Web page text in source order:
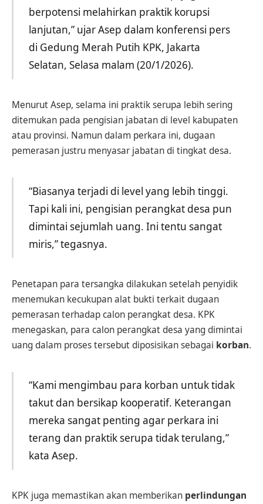
berpotensi melahirkan praktik korupsi
lanjutan,” ujar Asep dalam konferensi pers
di Gedung Merah Putih KPK, Jakarta
Selatan, Selasa malam (20/1/2026).
Menurut Asep, selama ini praktik serupa lebih sering
ditemukan pada pengisian jabatan di level kabupaten
atau provinsi. Namun dalam perkara ini, dugaan
pemerasan justru menyasar jabatan di tingkat desa.
“Biasanya terjadi di level yang lebih tinggi.
Tapi kali ini, pengisian perangkat desa pun
dimintai sejumlah uang. Ini tentu sangat
miris,” tegasnya.
Penetapan para tersangka dilakukan setelah penyidik
menemukan kecukupan alat bukti terkait dugaan
pemerasan terhadap calon perangkat desa. KPK
menegaskan, para calon perangkat desa yang dimintai
uang dalam proses tersebut diposisikan sebagai korban.
“Kami mengimbau para korban untuk tidak
takut dan bersikap kooperatif. Keterangan
mereka sangat penting agar perkara ini
terang dan praktik serupa tidak terulang,”
kata Asep.
KPK juga memastikan akan memberikan perlindungan